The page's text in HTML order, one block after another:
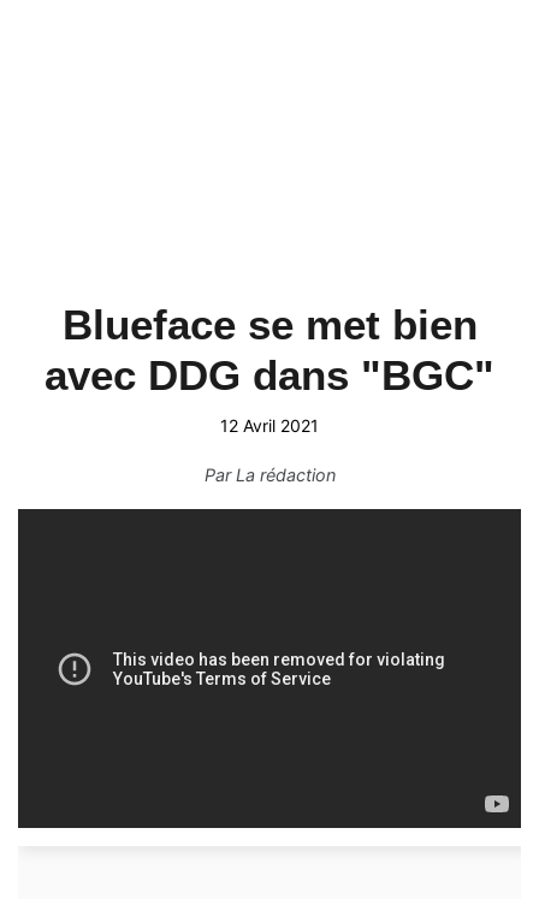
Blueface se met bien
avec DDG dans "BGC"
12 Avril 2021
ParLa rédaction